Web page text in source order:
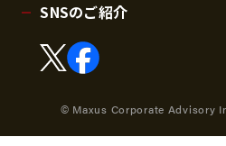
SNSのご紹介
© Maxus Corporate Advisory